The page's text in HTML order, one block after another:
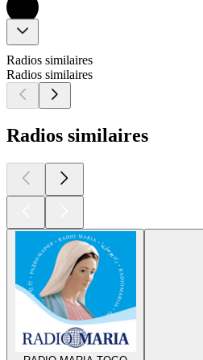
Radios similaires
Radios similaires
Radios similaires